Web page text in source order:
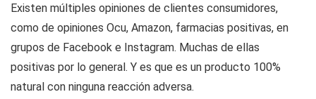
Existen múltiples opiniones de clientes consumidores,
como de opiniones Ocu, Amazon, farmacias positivas, en
grupos de Facebook e Instagram. Muchas de ellas
positivas por lo general. Y es que es un producto 100%
natural con ninguna reacción adversa.